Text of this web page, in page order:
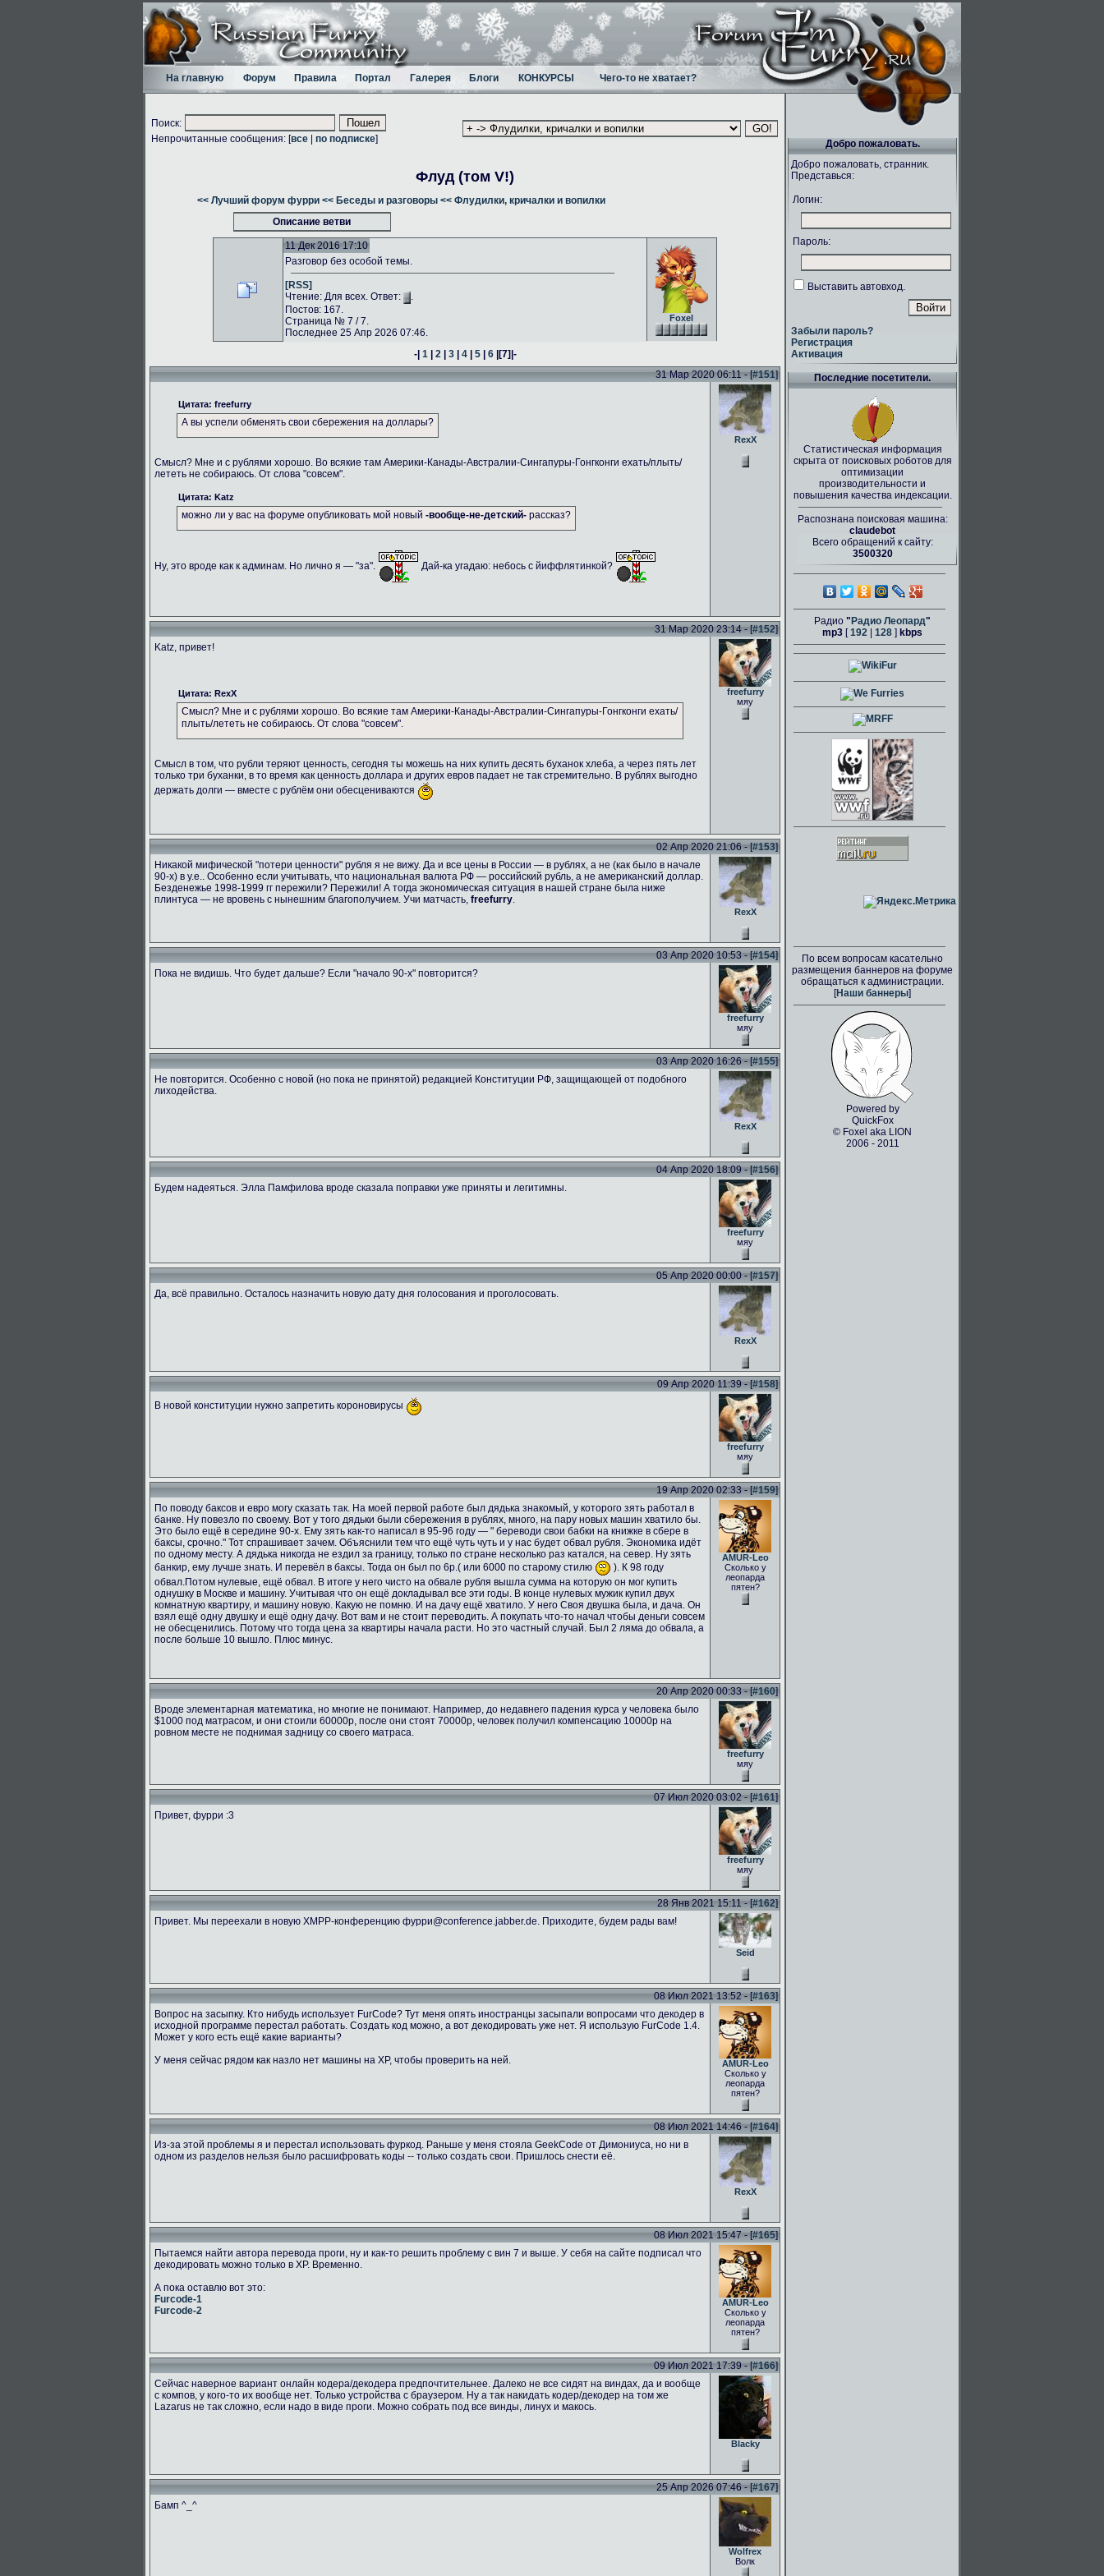
На главную Форум Правила Портал Галерея Блоги КОНКУРСЫ Чего-то не хватает?
Поиск:
Непрочитанные сообщения: [все по подписке]
Флуд (том V!)
<< Лучший форум фурри << Беседы и разговоры << Флудилки, кричалки и вопилки
Описание ветви
11 Дек 2016 17:10
Foxel
Разговор без особой темы.
[RSS]
Чтение: Для всех. Ответ:
.
Постов: 167.
Страница № 7 / 7.
Последнее 25 Апр 2026 07:46.
-| 1| 2| 3| 4| 5| 6|[7]|-
31 Мар 2020 06:11 - [#151]
Цитата: freefurry
А вы успели обменять свои сбережения на доллары?
Смысл? Мне и с рублями хорошо. Во всякие там Америки-Канады-Австралии-Сингапуры-Гонгконги ехать/плыть/
лететь не собираюсь. От слова "совсем".
Цитата: Katz
можно ли у вас на форуме опубликовать мой новый -вообще-не-детский- рассказ?
Ну, это вроде как к админам. Но лично я — "за". Дай-ка угадаю: небось с йиффлятинкой?
RexX
31 Мар 2020 23:14 - [#152]
Katz, привет!
Цитата: RexX
Смысл? Мне и с рублями хорошо. Во всякие там Америки-Канады-Австралии-Сингапуры-Гонгконги ехать/
плыть/лететь не собираюсь. От слова "совсем".
Смысл в том, что рубли теряют ценность, сегодня ты можешь на них купить десять буханок хлеба, а через пять лет
только три буханки, в то время как ценность доллара и других евров падает не так стремительно. В рублях выгодно
держать долги — вместе с рублём они обесцениваются
freefurry
мяу
02 Апр 2020 21:06 - [#153]
Никакой мифической "потери ценности" рубля я не вижу. Да и все цены в России — в рублях, а не (как было в начале
90-х) в у.е.. Особенно если учитывать, что национальная валюта РФ — российский рубль, а не американский доллар.
Безденежье 1998-1999 гг пережили? Пережили! А тогда экономическая ситуация в нашей стране была ниже
плинтуса — не вровень с нынешним благополучием. Учи матчасть, freefurry.
RexX
03 Апр 2020 10:53 - [#154]
Пока не видишь. Что будет дальше? Если "начало 90-х" повторится?
freefurry
мяу
03 Апр 2020 16:26 - [#155]
Не повторится. Особенно с новой (но пока не принятой) редакцией Конституции РФ, защищающей от подобного
лиходейства.
RexX
04 Апр 2020 18:09 - [#156]
Будем надеяться. Элла Памфилова вроде сказала поправки уже приняты и легитимны.
freefurry
мяу
05 Апр 2020 00:00 - [#157]
Да, всё правильно. Осталось назначить новую дату дня голосования и проголосовать.
RexX
09 Апр 2020 11:39 - [#158]
В новой конституции нужно запретить короновирусы
freefurry
мяу
19 Апр 2020 02:33 - [#159]
По поводу баксов и евро могу сказать так. На моей первой работе был дядька знакомый, у которого зять работал в
банке. Ну повезло по своему. Вот у того дядьки были сбережения в рублях, много, на пару новых машин хватило бы.
Это было ещё в середине 90-х. Ему зять как-то написал в 95-96 году — " береводи свои бабки на книжке в сбере в
баксы, срочно." Тот спрашивает зачем. Объяснили тем что ещё чуть чуть и у нас будет обвал рубля. Экономика идёт
по одному месту. А дядька никогда не ездил за границу, только по стране несколько раз катался, на север. Ну зять
банкир, ему лучше знать. И перевёл в баксы. Тогда он был по 6р.( или 6000 по старому стилю
). К 98 году
обвал.Потом нулевые, ещё обвал. В итоге у него чисто на обвале рубля вышла сумма на которую он мог купить
однушку в Москве и машину. Учитывая что он ещё докладывал все эти годы. В конце нулевых мужик купил двух
комнатную квартиру, и машину новую. Какую не помню. И на дачу ещё хватило. У него Своя двушка была, и дача. Он
взял ещё одну двушку и ещё одну дачу. Вот вам и не стоит переводить. А покупать что-то начал чтобы деньги совсем
не обесценились. Потому что тогда цена за квартиры начала расти. Но это частный случай. Был 2 ляма до обвала, а
после больше 10 вышло. Плюс минус.
AMUR-Leo
Сколько у
леопарда
пятен?
20 Апр 2020 00:33 - [#160]
Вроде элементарная математика, но многие не понимают. Например, до недавнего падения курса у человека было
$1000 под матрасом, и они стоили 60000р, после они стоят 70000р, человек получил компенсацию 10000р на
ровном месте не поднимая задницу со своего матраса.
freefurry
мяу
07 Июл 2020 03:02 - [#161]
Привет, фурри :3
freefurry
мяу
28 Янв 2021 15:11 - [#162]
Привет. Мы переехали в новую XMPP-конференцию фурри@conference.jabber.de. Приходите, будем рады вам!
Seid
08 Июл 2021 13:52 - [#163]
Вопрос на засыпку. Кто нибудь использует FurCode? Тут меня опять иностранцы засыпали вопросами что декодер в
исходной программе перестал работать. Создать код можно, а вот декодировать уже нет. Я использую FurCode 1.4.
Может у кого есть ещё какие варианты?
У меня сейчас рядом как назло нет машины на ХР, чтобы проверить на ней.
AMUR-Leo
Сколько у
леопарда
пятен?
08 Июл 2021 14:46 - [#164]
Из-за этой проблемы я и перестал использовать фуркод. Раньше у меня стояла GeekCode от Димониуса, но ни в
одном из разделов нельзя было расшифровать коды -- только создать свои. Пришлось снести её.
RexX
08 Июл 2021 15:47 - [#165]
Пытаемся найти автора перевода проги, ну и как-то решить проблему с вин 7 и выше. У себя на сайте подписал что
декодировать можно только в ХР. Временно.
А пока оставлю вот это:
Furcode-1
Furcode-2
AMUR-Leo
Сколько у
леопарда
пятен?
09 Июл 2021 17:39 - [#166]
Сейчас наверное вариант онлайн кодера/декодера предпочтительнее. Далеко не все сидят на виндах, да и вообще
с компов, у кого-то их вообще нет. Только устройства с браузером. Ну а так накидать кодер/декодер на том же
Lazarus не так сложно, если надо в виде проги. Можно собрать под все винды, линух и макось.
Blacky
25 Апр 2026 07:46 - [#167]
Бамп ^_^
Wolfrex
Волк
Добро пожаловать.
Добро пожаловать, странник.
Представься:
Логин:
Пароль:
Выставить автовход.
Забыли пароль?
Регистрация
Активация
Последние посетители.
Статистическая информация
скрыта от поисковых роботов для
оптимизации
производительности и
повышения качества индексации.
Распознана поисковая машина:
claudebot
Всего обращений к сайту:
3500320
Радио " Радио Леопард"
mp3 [192 128 ] kbps
По всем вопросам касательно
размещения баннеров на форуме
обращаться к администрации.
[Наши баннеры]
Powered by
QuickFox
© Foxel aka LION
2006 - 2011